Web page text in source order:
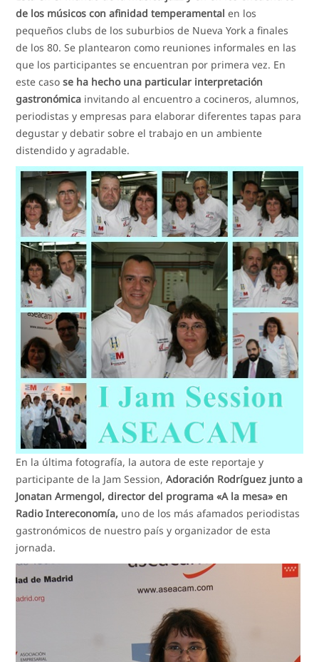
de los músicos con afinidad temperamental en los
pequeños clubs de los suburbios de Nueva York a finales
de los 80. Se plantearon como reuniones informales en las
que los participantes se encuentran por primera vez. En
este casose ha hecho una particular interpretación
gastronómica invitando al encuentro a cocineros, alumnos,
periodistas y empresas para elaborar diferentes tapas para
degustar y debatir sobre el trabajo en un ambiente
distendido y agradable.
En la última fotografía, la autora de este reportaje y
participante de la Jam Session,Adoración Rodríguez junto a
Jonatan Armengol, director del programa «A la mesa» en
Radio Intereconomía, uno de los más afamados periodistas
gastronómicos de nuestro país y organizador de esta
jornada.